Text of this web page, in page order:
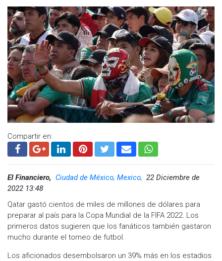
Compartir en:
El Financiero, Ciudad de México, Mexico, 22 Diciembre de
2022 13:48
Qatar gastó cientos de miles de millones de dólares para
preparar al país para la Copa Mundial de la FIFA 2022. Los
primeros datos sugieren que los fanáticos también gastaron
mucho durante el torneo de futbol.
Los aficionados desembolsaron un 39% más en los estadios